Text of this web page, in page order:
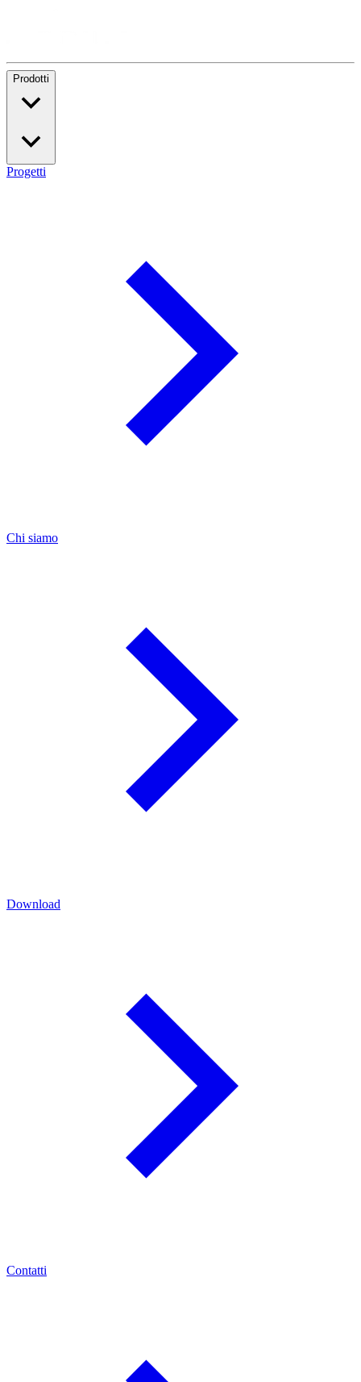
Prodotti
Progetti
Chi siamo
Download
Contatti